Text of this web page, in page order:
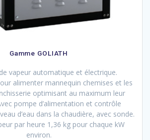
Gamme GOLIATH
vapeur automatique et électrique.
alimenter mannequin chemises et les
optimisant au maximum leur
pompe d’alimentation et contrôle
d’eau dans la chaudière, avec sonde.
par heure 1,36 kg pour chaque kW
environ.